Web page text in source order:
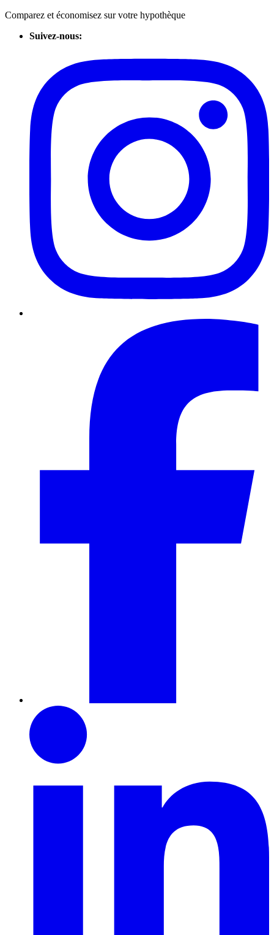
Comparez et économisez sur votre hypothèque
Suivez-nous: